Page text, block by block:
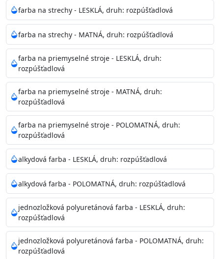
Neaplikujte pri teplote pod 5°C a nad teplotu 35°C alebo
pri relatívnej vlhkosti nad 80%.
Nepoužitá farba vyžaduje špeciálne zaobchádzanie na
bezpečnú likvidáciu.
Riedenie: do 10% vodou, podľa spôsobu aplikácie
Doba schnutia na dotyk
Doba na druhý náter: 3-4 hodiny
Balenie : 750ml, 1l, 3l, 9l, 15l
Výdatnosť na jednu vrstvu
Aplikácia: štetec, valček, striekacia pištoľ
Povrchová úprava: 1
Je možné tónovať v systéme Colorfull: áno
Merná hmotnosť : 1,54 ± 0,02 Kg / L (ISO 2811)
Čistenie: vodou
Príprava povrchu
Povrchy musia byť hladké, čisté, suché, zbavené prachu,
mastnoty, solí a materiálov so zlou priľnavosťou. Otvory
farba na strechy - LESKLÁ, druh: rozpúšťadlová
farba na strechy - MATNÁ, druh: rozpúšťadlová
farba na priemyselné stroje - LESKLÁ, druh:
rozpúšťadlová
farba na priemyselné stroje - MATNÁ, druh:
rozpúšťadlová
farba na priemyselné stroje - POLOMATNÁ, druh:
rozpúšťadlová
alkydová farba - LESKLÁ, druh: rozpúšťadlová
alkydová farba - POLOMATNÁ, druh: rozpúšťadlová
jednozložková polyuretánová farba - LESKLÁ, druh:
rozpúšťadlová
jednozložková polyuretánová farba - POLOMATNÁ, druh:
rozpúšťadlová